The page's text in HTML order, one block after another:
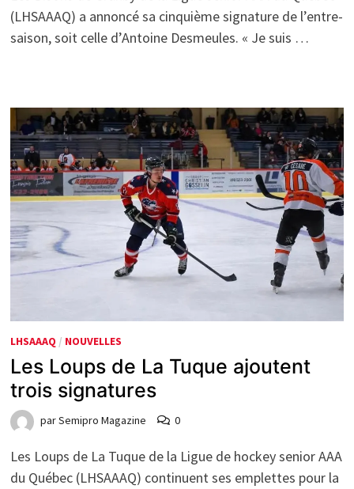
(LHSAAAQ) a annoncé sa cinquième signature de l’entre-
saison, soit celle d’Antoine Desmeules. « Je suis …
LHSAAAQ / NOUVELLES
Les Loups de La Tuque ajoutent
trois signatures
parSemipro Magazine 0
Les Loups de La Tuque de la Ligue de hockey senior AAA
du Québec (LHSAAAQ) continuent ses emplettes pour la